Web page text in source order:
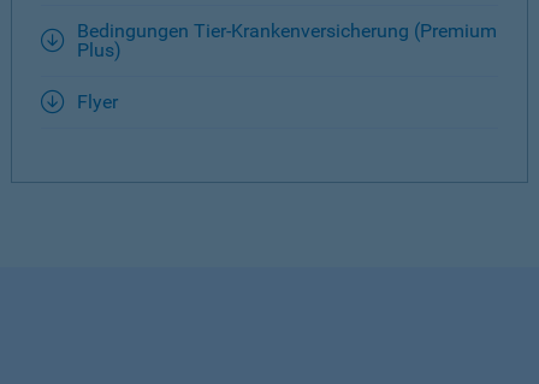
Bedingungen Tier-Krankenversicherung (Premium
Plus)
Flyer